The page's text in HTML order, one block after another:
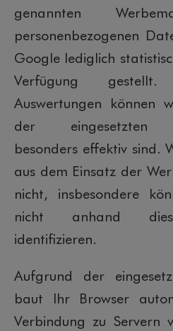
genannten
personenbezogenen
Google lediglich
Verfügung
Auswertungen können
der eingesetzten
besonders effektiv sind.
aus dem Einsatz der
nicht, insbesondere
nicht anhand
identifizieren.
Aufgrund der
baut Ihr Browser
Verbindung zu Servern